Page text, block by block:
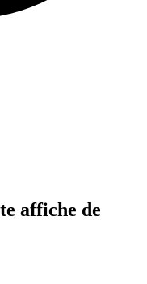
affiche de